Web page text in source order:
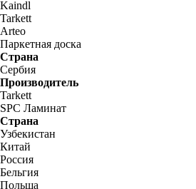
Kaindl
Tarkett
Arteo
Паркетная доска
Страна
Сербия
Производитель
Tarkett
SPC Ламинат
Страна
Узбекистан
Китай
Россия
Бельгия
Польша